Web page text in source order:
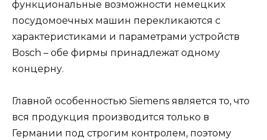
функциональные возможности немецких
посудомоечных машин перекликаются с
характеристиками и параметрами устройств
Bosch – обе фирмы принадлежат одному
концерну.
Главной особенностью Siemens является то, что
вся продукция производится только в
Германии под строгим контролем, поэтому